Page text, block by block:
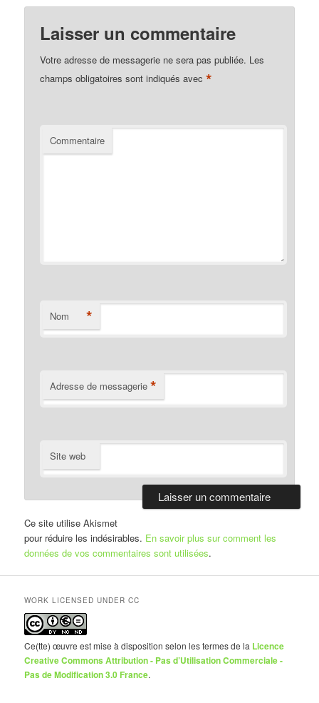
Laisser un commentaire
Votre adresse de messagerie ne sera pas publiée. Les
champs obligatoires sont indiqués avec*
Commentaire
Nom *
Adresse de messagerie *
Site web
Ce site utilise Akismet
pour réduire les indésirables. En savoir plus sur comment les
données de vos commentaires sont utilisées.
WORK LICENSED UNDER CC
Ce(tte) œuvre est mise à disposition selon les termes de la Licence
Creative Commons Attribution - Pas d’Utilisation Commerciale -
Pas de Modification 3.0 France.